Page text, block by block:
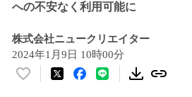
への不安なく利用可能に
株式会社ニュークリエイター
2024年1月9日 10時00分
い